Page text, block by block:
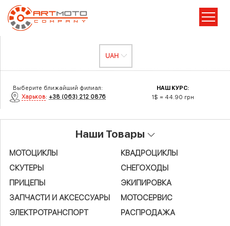
Выберите ближайший филиал:
Харьков:+38 (063) 212 0876
НАШ КУРС:
1$ = 44.90 грн
Наши Товары
МОТОЦИКЛЫ
КВАДРОЦИКЛЫ
СКУТЕРЫ
СНЕГОХОДЫ
ПРИЦЕПЫ
ЭКИПИРОВКА
ЗАПЧАСТИ И АКСЕСCУАРЫ
МОТОСЕРВИС
ЭЛЕКТРОТРАНСПОРТ
РАСПРОДАЖА